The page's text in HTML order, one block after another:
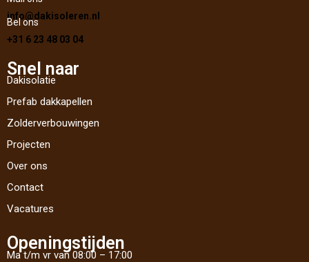
info@dakisoleren.nl
Bel ons
+31 6 23 48 03 04
Snel naar
Dakisolatie
Prefab dakkapellen
Zolderverbouwingen
Projecten
Over ons
Contact
Vacatures
Openingstijden
Ma t/m vr van 08:00 – 17:00